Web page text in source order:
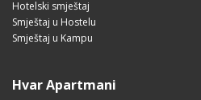
Hotelski smještaj
Smještaj u Hostelu
Smještaj u Kampu
Hvar Apartmani